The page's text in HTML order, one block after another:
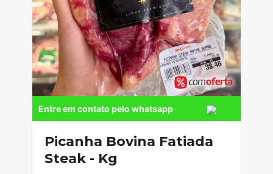
Entre em contato pelo whatsapp
Picanha Bovina Fatiada
Steak - Kg